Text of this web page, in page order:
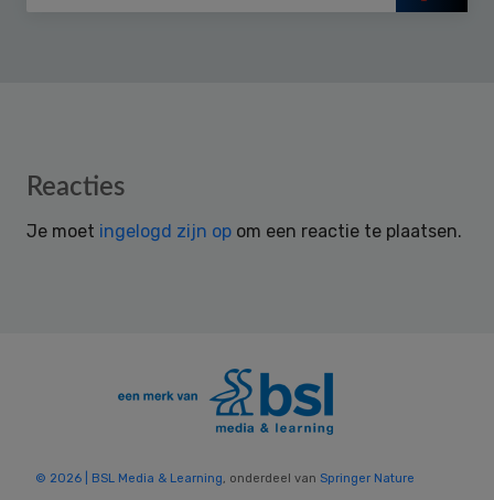
Reader
Reacties
Je moet ingelogd zijn op om een reactie te plaatsen.
© 2026 | BSL Media & Learning , onderdeel van Springer Nature